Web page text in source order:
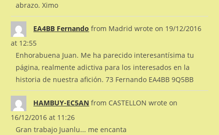
abrazo. Ximo
EA4BB Fernando from Madrid wrote on 19/12/2016
at 12:55
Enhorabuena Juan. Me ha parecido interesantísima tu
página, realmente adictiva para los interesados en la
historia de nuestra afición. 73 Fernando EA4BB 9Q5BB
HAMBUY-EC5AN from CASTELLON wrote on
16/12/2016 at 11:26
Gran trabajo Juanlu... me encanta